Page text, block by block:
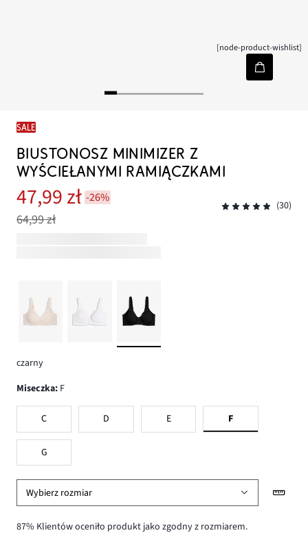
[node-product-wishlist]
SALE
BIUSTONOSZ MINIMIZER Z
WYŚCIEŁANYMI RAMIĄCZKAMI
47,99 zł -26%
64,99 zł
(30)
czarny
Miseczka: F
C D E F
G
Wybierz rozmiar
87% Klientów oceniło produkt jako zgodny z rozmiarem.